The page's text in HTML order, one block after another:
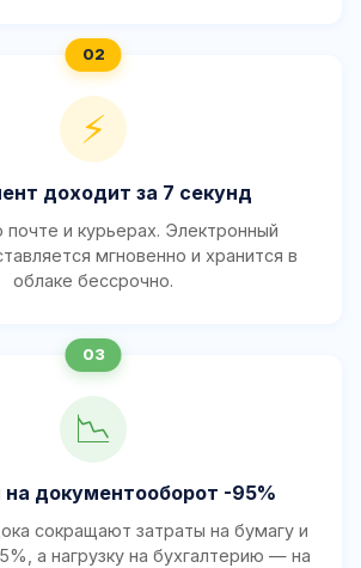
⚡
доходит за 7 секунд
почте и курьерах. Электронный
мгновенно и хранится в
облаке бессрочно.
📉
документооборот -95%
сокращают затраты на бумагу и
а нагрузку на бухгалтерию — на